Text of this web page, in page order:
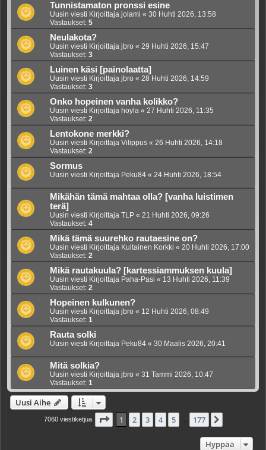
Tunnistamaton pronssi esine
Uusin viesti Kirjoittaja jolami « 30 Huhti 2026, 13:58
Vastaukset: 5
Neulakota?
Uusin viesti Kirjoittaja jbro « 29 Huhti 2026, 15:47
Vastaukset: 3
Luinen käsi [painolaatta]
Uusin viesti Kirjoittaja jbro « 28 Huhti 2026, 14:59
Vastaukset: 3
Onko hopeinen vanha kolikko?
Uusin viesti Kirjoittaja hoyla « 27 Huhti 2026, 11:35
Vastaukset: 2
Lentokone merkki?
Uusin viesti Kirjoittaja Vilippus « 26 Huhti 2026, 14:18
Vastaukset: 2
Sormus
Uusin viesti Kirjoittaja Peku84 « 24 Huhti 2026, 18:54
Mikähän tämä mahtaa olla? [vanha luistimen
terä]
Uusin viesti Kirjoittaja TLP « 21 Huhti 2026, 09:26
Vastaukset: 4
Mikä tämä suurehko rautaesine on?
Uusin viesti Kirjoittaja Kultainen Korkki « 20 Huhti 2026, 17:00
Vastaukset: 2
Mikä rautakuula? [kartessiammuksen kuula]
Uusin viesti Kirjoittaja Paha-Pasi « 13 Huhti 2026, 11:39
Vastaukset: 2
Hopeinen kulkunen?
Uusin viesti Kirjoittaja jbro « 12 Huhti 2026, 08:49
Vastaukset: 1
Rauta solki
Uusin viesti Kirjoittaja Peku84 « 30 Maalis 2026, 20:41
Mitä solkia?
Uusin viesti Kirjoittaja jbro « 31 Tammi 2026, 10:47
Vastaukset: 1
Uusi Aihe
7060 viestiketjua Sivu /177
1 2 3 4 5 177
Hyppää